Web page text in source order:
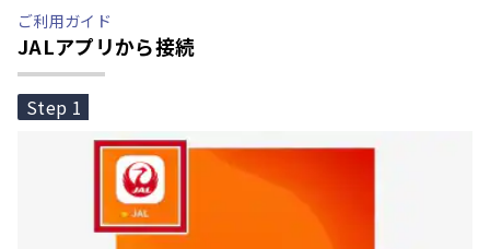
ご利用ガイド
JALアプリから接続
Step 1